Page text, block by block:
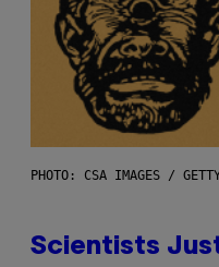
PHOTO: CSA IMAGES /
Scientists